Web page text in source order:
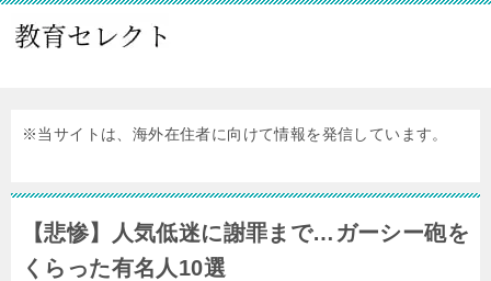
※当サイトは、海外在住者に向けて情報を発信しています。
【悲惨】人気低迷に謝罪まで…ガーシー砲を
くらった有名人10選